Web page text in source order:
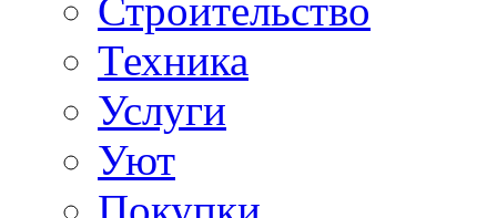
Строительство
Техника
Услуги
Уют